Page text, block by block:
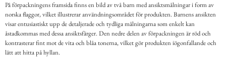
På förpackningens framsida finns en bild av två barn med ansiktsmålningar i form av
norska flaggor, vilket illustrerar användningsområdet för produkten. Barnens ansikten
visar entusiastiskt upp de detaljerade och tydliga målningarna som enkelt kan
åstadkommas med dessa ansiktsfärger. Den nedre delen av förpackningen är röd och
kontrasterar fint mot de vita och blåa tonerna, vilket gör produkten iögonfallande och
lätt att hitta på hyllan.